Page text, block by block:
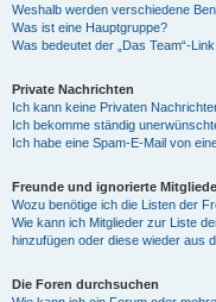
Weshalb werden verschiedene
Was ist eine Hauptgruppe?
Was bedeutet der „Das Team“-
Private Nachrichten
Ich kann keine Privaten
Ich bekomme ständig
Ich habe eine Spam-E-Mail von
Freunde und ignorierte
Wozu benötige ich die Listen der
Wie kann ich Mitglieder zur Liste
hinzufügen oder diese wieder aus
Die Foren durchsuchen